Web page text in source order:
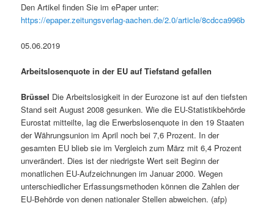
Den Artikel finden Sie im ePaper unter:
https://epaper.zeitungsverlag-aachen.de/2.0/article/8cdcca996b
05.06.2019
Arbeitslosenquote in der EU auf Tiefstand gefallen
Brüssel Die Arbeitslosigkeit in der Eurozone ist auf den tiefsten
Stand seit August 2008 gesunken. Wie die EU-Statistikbehörde
Eurostat mitteilte, lag die Erwerbslosenquote in den 19 Staaten
der Währungsunion im April noch bei 7,6 Prozent. In der
gesamten EU blieb sie im Vergleich zum März mit 6,4 Prozent
unverändert. Dies ist der niedrigste Wert seit Beginn der
monatlichen EU-Aufzeichnungen im Januar 2000. Wegen
unterschiedlicher Erfassungsmethoden können die Zahlen der
EU-Behörde von denen nationaler Stellen abweichen. (afp)